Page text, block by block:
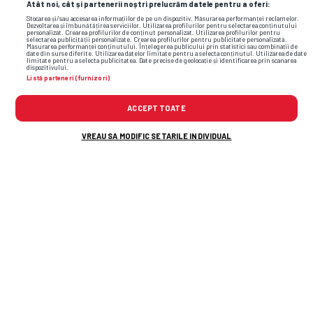
Atât noi, cât și partenerii noștri prelucrăm datele pentru a oferi:
Stocarea și/sau accesarea informațiilor de pe un dispozitiv. Măsurarea performanței reclamelor.
Dezvoltarea și îmbunătățirea serviciilor. Utilizarea profilurilor pentru selectarea conținutului
personalizat. Crearea profilurilor de conținut personalizat. Utilizarea profilurilor pentru
selectarea publicității personalizate. Crearea profilurilor pentru publicitate personalizată.
Măsurarea performanței conținutului. Înțelegerea publicului prin statistici sau combinații de
date din surse diferite. Utilizarea datelor limitate pentru a selecta conținutul. Utilizarea de date
limitate pentru a selecta publicitatea. Date precise de geolocație și identificarea prin scanarea
dispozitivului.
Listă parteneri (furnizori)
ACCEPT TOATE
VREAU SA MODIFIC SETARILE INDIVIDUAL